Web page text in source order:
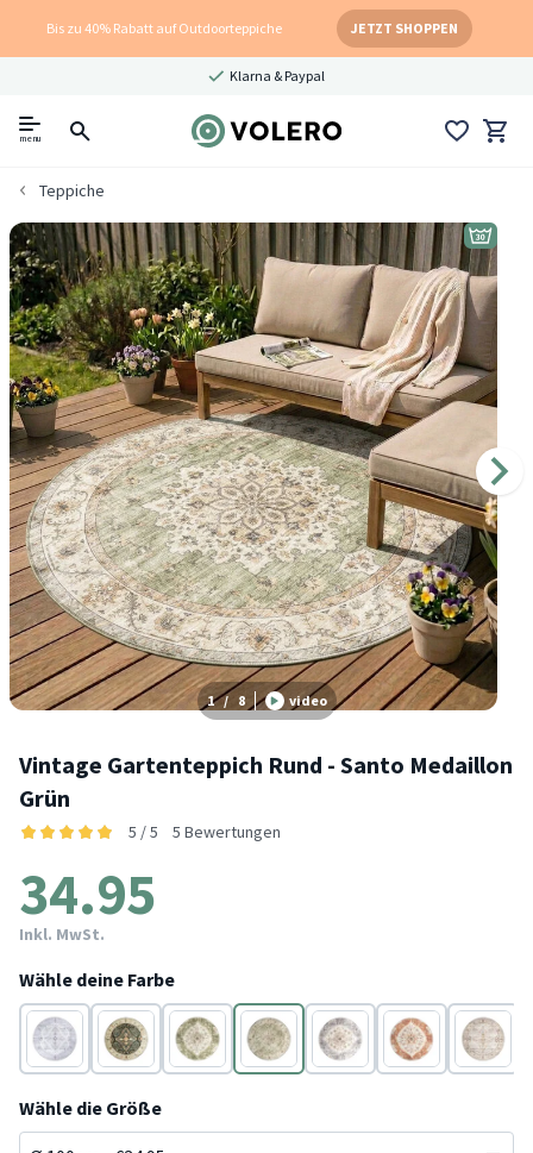
Bis zu 40% Rabatt auf Outdoorteppiche JETZT SHOPPEN
Klarna & Paypal
menu
Teppiche
1 / 8 video
Vintage Gartenteppich Rund - Santo Medaillon
Grün
5 / 5 5 Bewertungen
34.95
Inkl. MwSt.
Wähle deine Farbe
Weiß TerracottaTerracottaTerracottaTerracottaTerracotta
Wähle die Größe